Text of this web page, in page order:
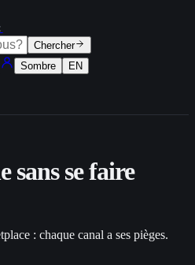
Chercher
Sombre EN
sans se faire
: chaque canal a ses pièges.